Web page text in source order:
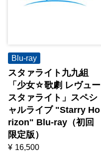
Blu-ray
スタァライト九九組
「少女☆歌劇 レヴュー
スタァライト」スペシ
ャルライブ "Starry Ho
rizon" Blu-ray（初回
限定版）
¥ 16,500